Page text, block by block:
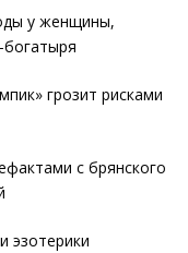
у женщины,
грозит рисками
с брянского
эзотерики